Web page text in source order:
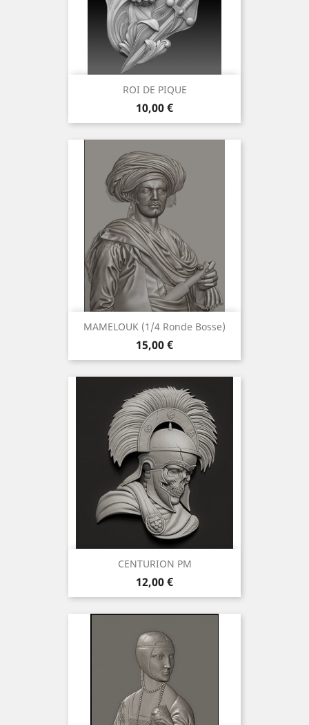
ROI DE PIQUE
Preis
10,00 €
MAMELOUK (1/4 Ronde Bosse)
Preis
15,00 €
CENTURION PM
Preis
12,00 €